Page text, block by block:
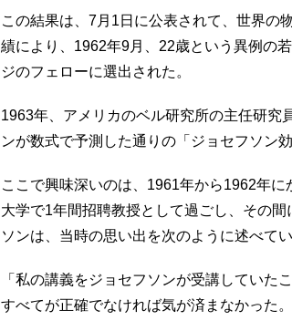
この結果は、7月1日に公表されて、世界の
績により、1962年9月、22歳という異例の
ジのフェローに選出された。
1963年、アメリカのベル研究所の主任研究
ンが数式で予測した通りの「ジョセフソン
ここで興味深いのは、1961年から1962年
大学で1年間招聘教授として過ごし、その
ソンは、当時の思い出を次のように述べてい
「私の講義をジョセフソンが受講していた
すべてが正確でなければ気が済まなかった